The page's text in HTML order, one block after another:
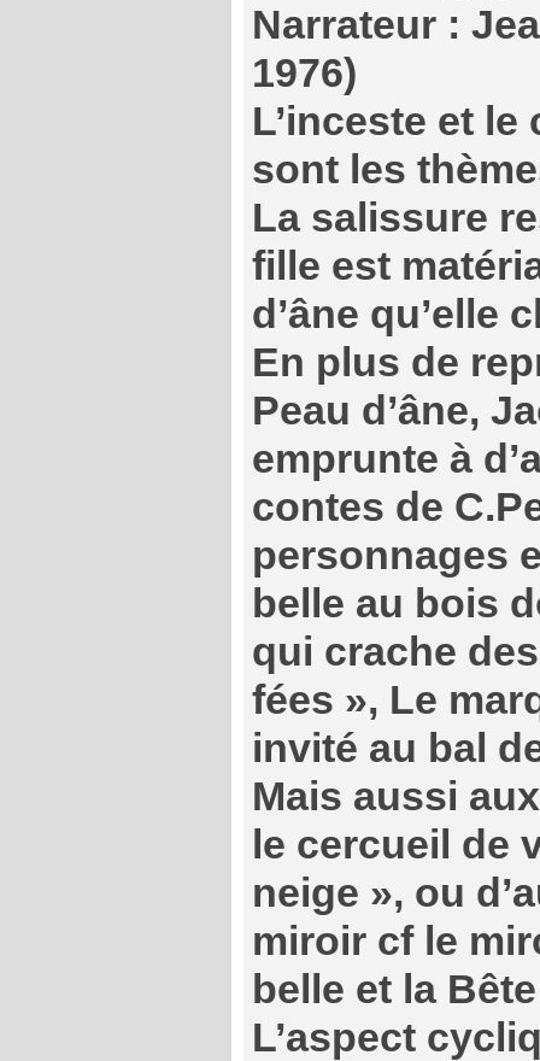
Narrateur :
1976)
L’inceste et le
sont les
La salissure
fille est
d’âne qu’elle
En plus de
Peau d’âne,
emprunte à
contes de
personnages
belle au bois
qui crache
fées », Le
invité au bal
Mais aussi
le cercueil de
neige », ou
miroir cf le
belle et la
L’aspect